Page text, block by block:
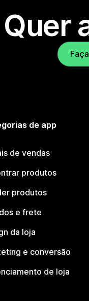
Quer
de app
de vendas
produtos
produtos
e frete
da loja
e conversão
de loja